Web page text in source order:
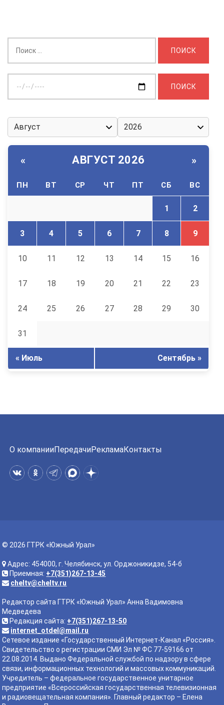
дату:
« АВГУСТ 2026 »
ПН ВТ СР ЧТ ПТ СБ ВС
1 2
3 4 5 6 7 8 9
10 11 12 13 14 15 16
17 18 19 20 21 22 23
24 25 26 27 28 29 30
31
« Июль Сентябрь »
О компанииПередачиРекламаКонтакты
© 2026 ГТРК «Южный Урал»
Адрес: 454000, г. Челябинск, ул. Орджоникидзе, 54-б
Приемная: +7(351)267-13-45
cheltv@cheltv.ru
Редактор сайта ГТРК «Южный Урал» Анна Вадимовна
Медведева
Редакция сайта: +7(351)267-13-50
internet_otdel@mail.ru
Сетевое издание «Государственный Интернет-Канал «Россия».
Свидетельство о регистрации СМИ Эл № ФС 77-59166 от
22.08.2014. Выдано Федеральной службой по надзору в сфере
связи, информационных технологий и массовых коммуникаций.
Учредитель – федеральное государственное унитарное
предприятие «Всероссийская государственная телевизионная
и радиовещательная компания». Главный редактор – Елена